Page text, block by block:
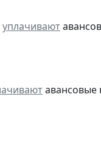
уплачивают
авансовые